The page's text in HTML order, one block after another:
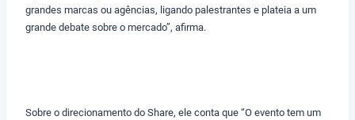
grandes marcas ou agências, ligando palestrantes e plateia a um
grande debate sobre o mercado”, afirma.
Sobre o direcionamento do Share, ele conta que “O evento tem um